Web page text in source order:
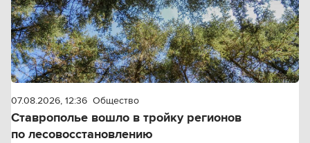
07.08.2026, 12:36 Общество
Ставрополье вошло в тройку регионов
по лесовосстановлению